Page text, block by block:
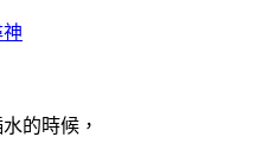
的時候，